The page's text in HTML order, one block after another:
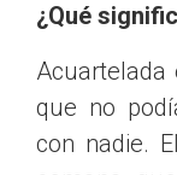
¿Qué
Acuartelada
que no
con nadie.